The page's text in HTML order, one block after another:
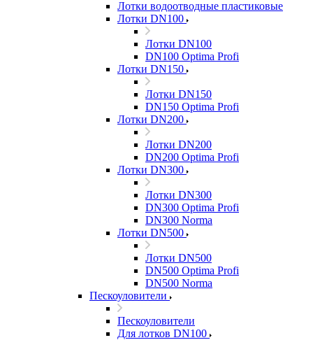
Лотки водоотводные пластиковые
Лотки DN100
Лотки DN100
DN100 Optima Profi
Лотки DN150
Лотки DN150
DN150 Optima Profi
Лотки DN200
Лотки DN200
DN200 Optima Profi
Лотки DN300
Лотки DN300
DN300 Optima Profi
DN300 Norma
Лотки DN500
Лотки DN500
DN500 Optima Profi
DN500 Norma
Пескоуловители
Пескоуловители
Для лотков DN100